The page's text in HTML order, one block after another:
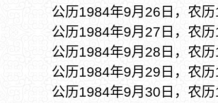
公历1984年9月26日，农
公历1984年9月27日，农
公历1984年9月28日，农
公历1984年9月29日，农
公历1984年9月30日，农